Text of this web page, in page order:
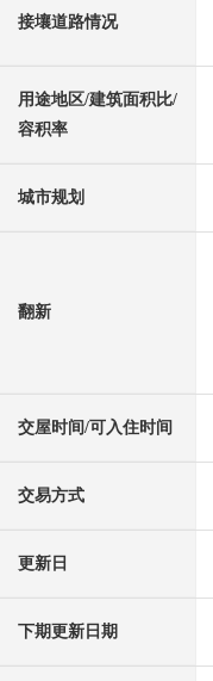
接壤道路情况
用途地区/建筑面积比/
容积率
城市规划
翻新
交屋时间/可入住时间
交易方式
更新日
下期更新日期